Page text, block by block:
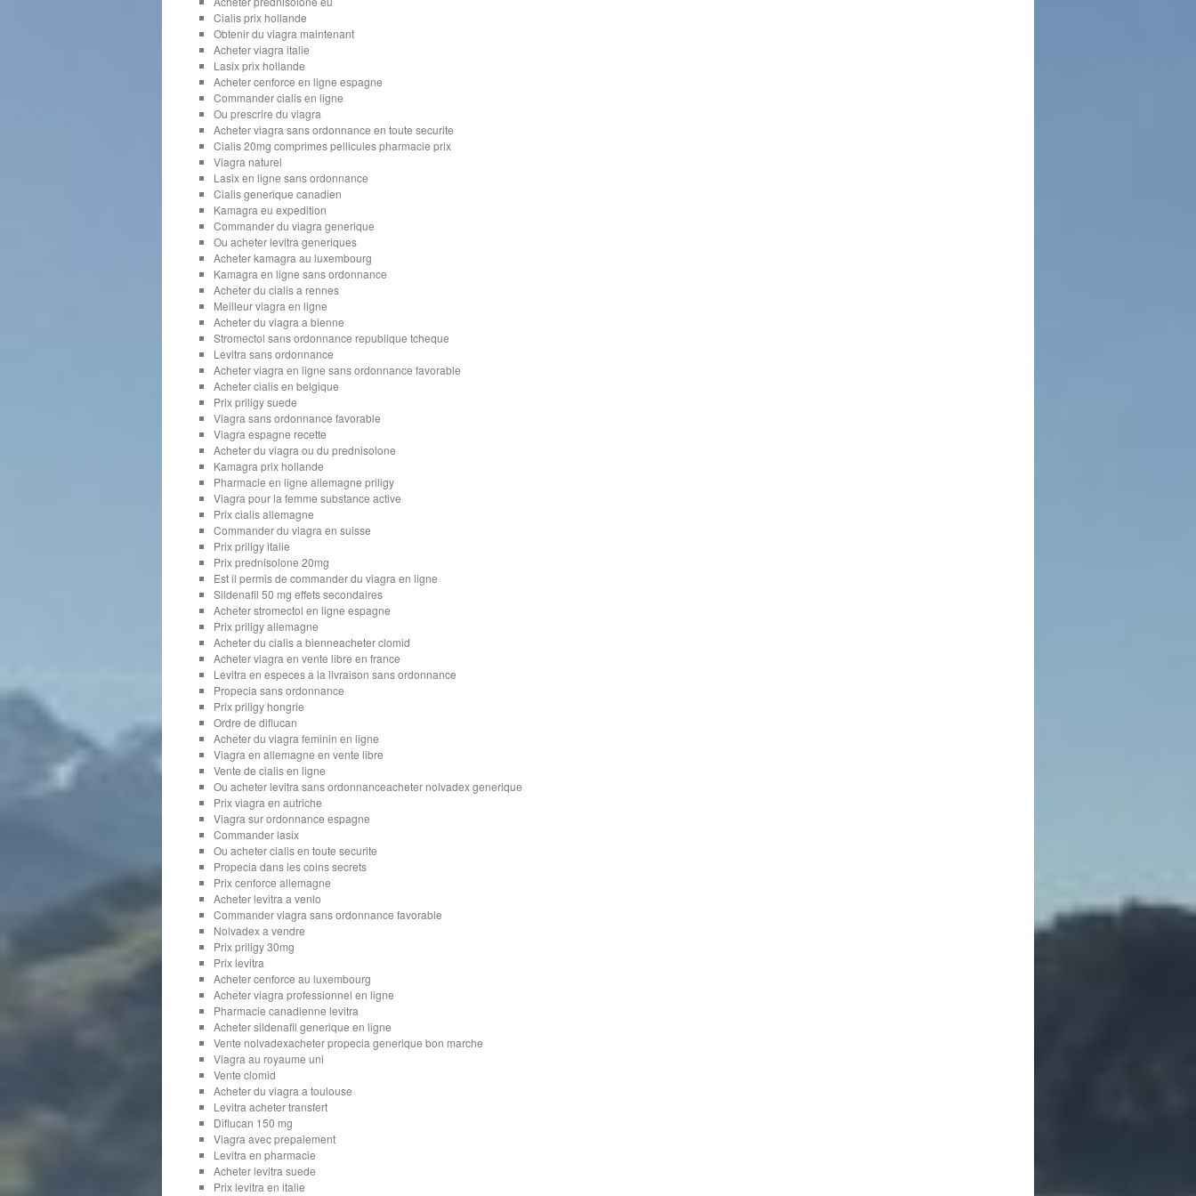
Cialis prix hollande
Obtenir du viagra maintenant
Acheter viagra italie
Lasix prix hollande
Acheter cenforce en ligne espagne
Commander cialis en ligne
Ou prescrire du viagra
Acheter viagra sans ordonnance en toute securite
Cialis 20mg comprimes pellicules pharmacie prix
Viagra naturel
Lasix en ligne sans ordonnance
Cialis generique canadien
Kamagra eu expedition
Commander du viagra generique
Ou acheter levitra generiques
Acheter kamagra au luxembourg
Kamagra en ligne sans ordonnance
Acheter du cialis a rennes
Meilleur viagra en ligne
Acheter du viagra a bienne
Stromectol sans ordonnance republique tcheque
Levitra sans ordonnance
Acheter viagra en ligne sans ordonnance favorable
Acheter cialis en belgique
Prix priligy suede
Viagra sans ordonnance favorable
Viagra espagne recette
Acheter du viagra ou du prednisolone
Kamagra prix hollande
Pharmacie en ligne allemagne priligy
Viagra pour la femme substance active
Prix cialis allemagne
Commander du viagra en suisse
Prix priligy italie
Prix prednisolone 20mg
Est il permis de commander du viagra en ligne
Sildenafil 50 mg effets secondaires
Acheter stromectol en ligne espagne
Prix priligy allemagne
Acheter du cialis a bienneacheter clomid
Acheter viagra en vente libre en france
Levitra en especes a la livraison sans ordonnance
Propecia sans ordonnance
Prix priligy hongrie
Ordre de diflucan
Acheter du viagra feminin en ligne
Viagra en allemagne en vente libre
Vente de cialis en ligne
Ou acheter levitra sans ordonnanceacheter nolvadex generique
Prix viagra en autriche
Viagra sur ordonnance espagne
Commander lasix
Ou acheter cialis en toute securite
Propecia dans les coins secrets
Prix cenforce allemagne
Acheter levitra a venlo
Commander viagra sans ordonnance favorable
Nolvadex a vendre
Prix priligy 30mg
Prix levitra
Acheter cenforce au luxembourg
Acheter viagra professionnel en ligne
Pharmacie canadienne levitra
Acheter sildenafil generique en ligne
Vente nolvadexacheter propecia generique bon marche
Viagra au royaume uni
Vente clomid
Acheter du viagra a toulouse
Levitra acheter transfert
Diflucan 150 mg
Viagra avec prepaiement
Levitra en pharmacie
Acheter levitra suede
Prix levitra en italie